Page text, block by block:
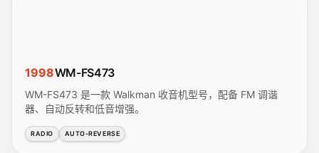
1998WM-FS473
WM-FS473 是一款 Walkman 收音机型号，配备 FM 调谐
器、自动反转和低音增强。
RADIO AUTO-REVERSE